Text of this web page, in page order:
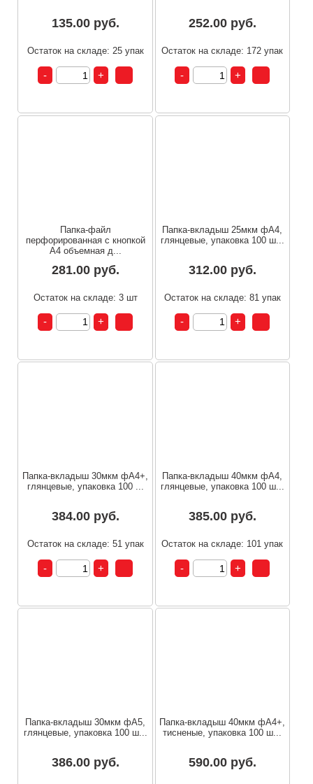
135.00 руб.
Остаток на складе: 25 упак
252.00 руб.
Остаток на складе: 172 упак
Папка-файл
перфорированная с кнопкой
А4 объемная д...
281.00 руб.
Остаток на складе: 3 шт
Папка-вкладыш 25мкм фА4,
глянцевые, упаковка 100 ш...
312.00 руб.
Остаток на складе: 81 упак
Папка-вкладыш 30мкм фА4+,
глянцевые, упаковка 100 ...
384.00 руб.
Остаток на складе: 51 упак
Папка-вкладыш 40мкм фА4,
глянцевые, упаковка 100 ш...
385.00 руб.
Остаток на складе: 101 упак
Папка-вкладыш 30мкм фА5,
глянцевые, упаковка 100 ш...
386.00 руб.
Папка-вкладыш 40мкм фА4+,
тисненые, упаковка 100 ш...
590.00 руб.